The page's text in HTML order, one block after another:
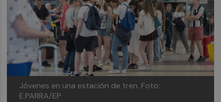
Jóvenes en una estación de tren. Foto:
E.PARRA/EP